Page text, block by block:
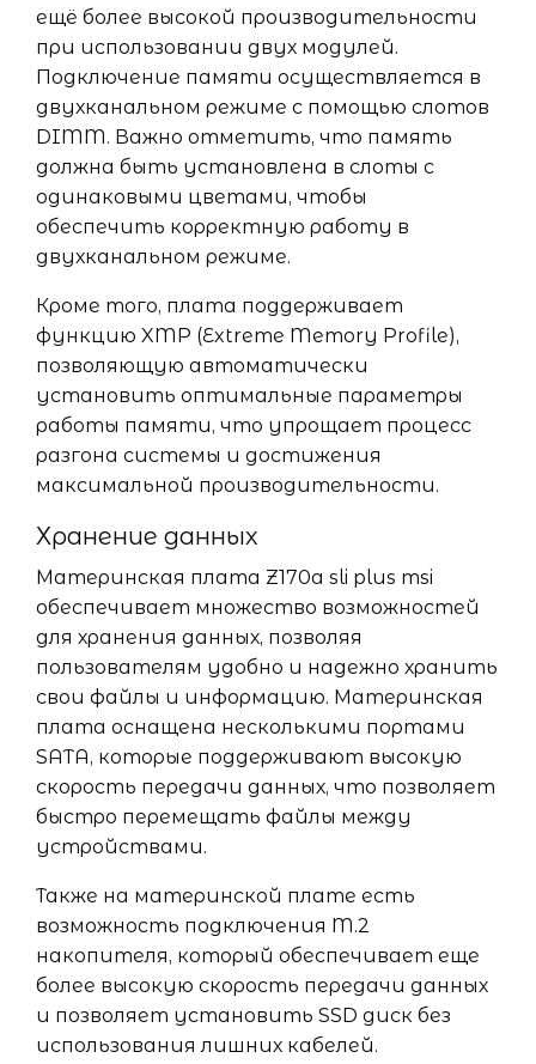
ещё более высокой производительности
при использовании двух модулей.
Подключение памяти осуществляется в
двухканальном режиме с помощью слотов
DIMM. Важно отметить, что память
должна быть установлена в слоты с
одинаковыми цветами, чтобы
обеспечить корректную работу в
двухканальном режиме.
Кроме того, плата поддерживает
функцию XMP (Extreme Memory Profile),
позволяющую автоматически
установить оптимальные параметры
работы памяти, что упрощает процесс
разгона системы и достижения
максимальной производительности.
Хранение данных
Материнская плата Z170a sli plus msi
обеспечивает множество возможностей
для хранения данных, позволяя
пользователям удобно и надежно хранить
свои файлы и информацию. Материнская
плата оснащена несколькими портами
SATA, которые поддерживают высокую
скорость передачи данных, что позволяет
быстро перемещать файлы между
устройствами.
Также на материнской плате есть
возможность подключения M.2
накопителя, который обеспечивает еще
более высокую скорость передачи данных
и позволяет установить SSD диск без
использования лишних кабелей.